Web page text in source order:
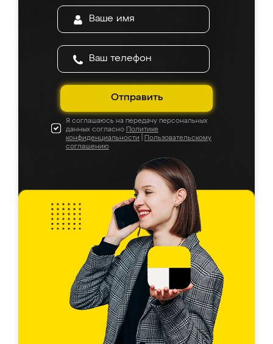
Отправить
Я соглашаюсь на передачу персональных
данных согласно Политике
конфиденциальности
Пользовательскому
соглашению